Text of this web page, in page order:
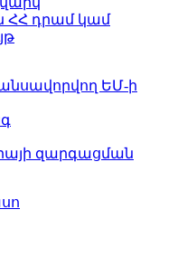
ՀՀ դրամ կամ
ԵՄ-ի
զարգացման